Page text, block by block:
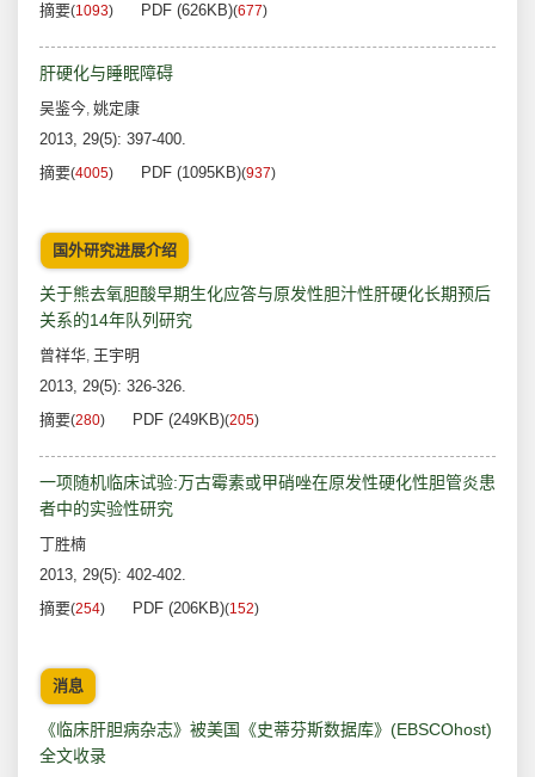
摘要(1093) PDF (626KB)(677)
肝硬化与睡眠障碍
吴鉴今, 姚定康
2013, 29(5): 397-400.
摘要(4005) PDF (1095KB)(937)
国外研究进展介绍
关于熊去氧胆酸早期生化应答与原发性胆汁性肝硬化长期预后
关系的14年队列研究
曾祥华, 王宇明
2013, 29(5): 326-326.
摘要(280) PDF (249KB)(205)
一项随机临床试验:万古霉素或甲硝唑在原发性硬化性胆管炎患
者中的实验性研究
丁胜楠
2013, 29(5): 402-402.
摘要(254) PDF (206KB)(152)
消息
《临床肝胆病杂志》被美国《史蒂芬斯数据库》(EBSCOhost)
全文收录